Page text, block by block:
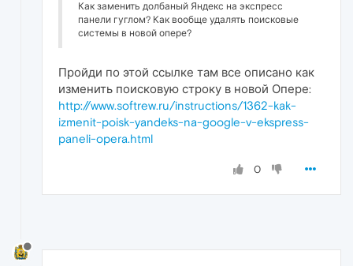
Как заменить долбаный Яндекс на экспресс
панели гуглом? Как вообще удалять поисковые
системы в новой опере?
Пройди по этой ссылке там все описано как
изменить поисковую строку в новой Опере:
http://www.softrew.ru/instructions/1362-kak-
izmenit-poisk-yandeks-na-google-v-ekspress-
paneli-opera.html
0